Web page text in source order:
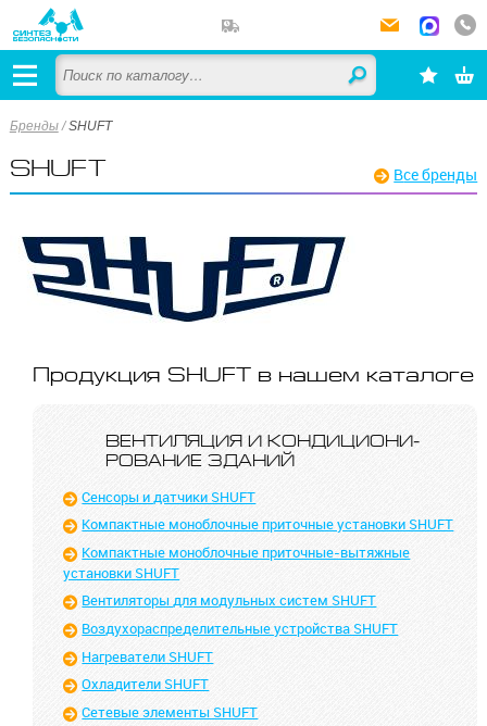
Бренды/SHUFT
SHUFT Все бренды
Продукция SHUFT в нашем каталоге
ВЕНТИЛЯЦИЯ И КОНДИ­ЦИОНИ­
РОВА­НИЕ ЗДАНИЙ
Сенсоры и датчики SHUFT
Компактные моноблочные приточные установки SHUFT
Компактные моноблочные приточные-вытяжные
установки SHUFT
Вентиляторы для модульных систем SHUFT
Воздухораспределительные устройства SHUFT
Нагреватели SHUFT
Охладители SHUFT
Сетевые элементы SHUFT